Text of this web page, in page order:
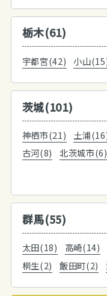
栃木(61)
宇都宮(42) 小山
茨城(101)
神栖市(21) 土浦
古河(8)
北茨城市(6)
群馬(55)
太田(18) 高崎(14)
桐生(2)
飯田町(2)